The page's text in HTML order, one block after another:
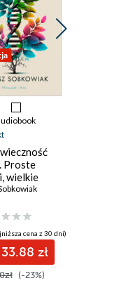
Proste
wielkie
cena z 30 dni)
33.88 zł
(-23%)